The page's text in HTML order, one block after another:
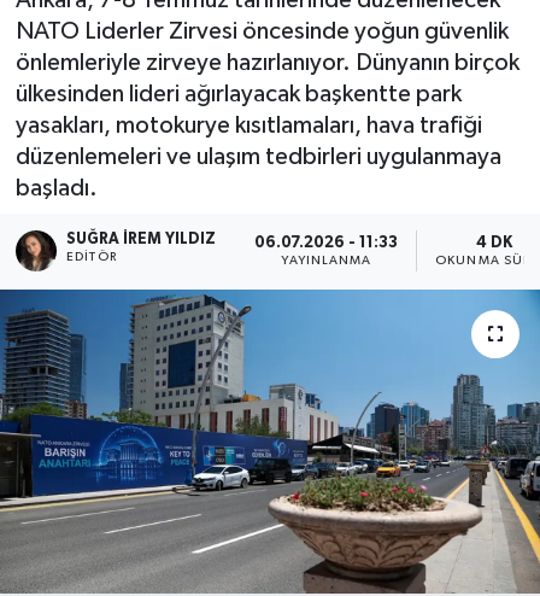
NATO Liderler Zirvesi öncesinde yoğun güvenlik
önlemleriyle zirveye hazırlanıyor. Dünyanın birçok
ülkesinden lideri ağırlayacak başkentte park
yasakları, motokurye kısıtlamaları, hava trafiği
düzenlemeleri ve ulaşım tedbirleri uygulanmaya
başladı.
SUĞRA İREM YILDIZ
EDITÖR
06.07.2026 - 11:33
YAYINLANMA
4 DK
OKUNMA